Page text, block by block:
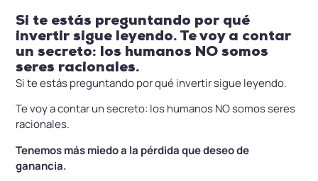
Si te estás preguntando por qué
invertir sigue leyendo. Te voy a contar
un secreto: los humanos NO somos
seres racionales.
Si te estás preguntando por qué invertir sigue leyendo.
Te voy a contar un secreto: los humanos NO somos seres
racionales.
Tenemos más miedo a la pérdida que deseo de
ganancia.